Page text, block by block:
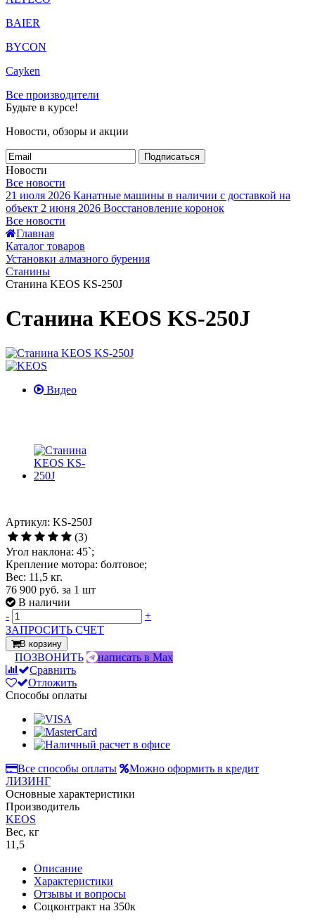
BAIER
BYCON
Cayken
Все производители
Будьте в курсе!
Новости, обзоры и акции
Подписаться
Новости
Все новости
21 июля 2026 Канатные машины в наличии с доставкой на
объект 2 июня 2026 Восстановление коронок
Все новости
Главная
Каталог товаров
Установки алмазного бурения
Станины
Станина KEOS KS-250J
Станина KEOS KS-250J
Видео
Артикул: KS-250J
(3)
Угол наклона: 45`;
Крепление мотора: болтовое;
Вес: 11,5 кг.
76 900 руб. за 1 шт
В наличии
-
+
ЗАПРОСИТЬ СЧЕТ
В корзину
ПОЗВОНИТЬ
написать в Max
Сравнить
Отложить
Способы оплаты
Все способы оплаты
Можно оформить в кредит
ЛИЗИНГ
Основные характеристики
Производитель
KEOS
Вес, кг
11,5
Описание
Характеристики
Отзывы и вопросы
Соцконтракт на 350к